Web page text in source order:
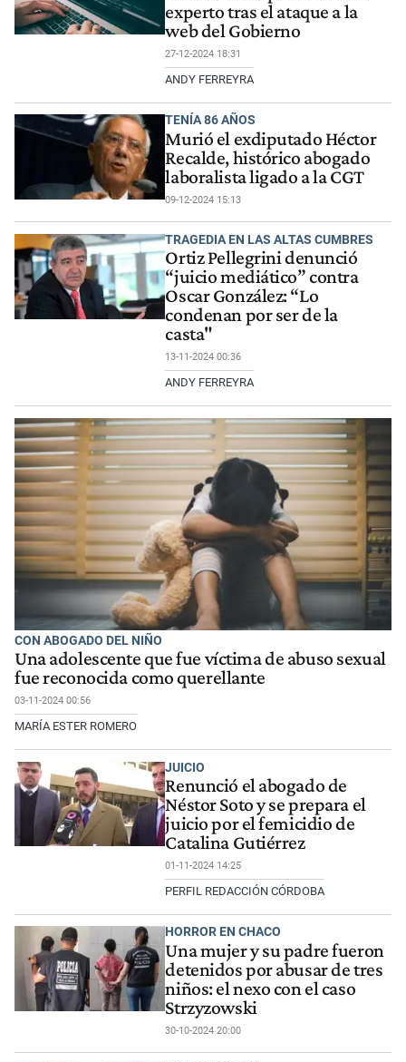
experto tras el ataque a la
web del Gobierno
27-12-2024 18:31
ANDY FERREYRA
TENÍA 86 AÑOS
Murió el exdiputado Héctor
Recalde, histórico abogado
laboralista ligado a la CGT
09-12-2024 15:13
TRAGEDIA EN LAS ALTAS CUMBRES
Ortiz Pellegrini denunció
“juicio mediático” contra
Oscar González: “Lo
condenan por ser de la
casta"
13-11-2024 00:36
ANDY FERREYRA
CON ABOGADO DEL NIÑO
Una adolescente que fue víctima de abuso sexual
fue reconocida como querellante
03-11-2024 00:56
MARÍA ESTER ROMERO
JUICIO
Renunció el abogado de
Néstor Soto y se prepara el
juicio por el femicidio de
Catalina Gutiérrez
01-11-2024 14:25
PERFIL REDACCIÓN CÓRDOBA
HORROR EN CHACO
Una mujer y su padre fueron
detenidos por abusar de tres
niños: el nexo con el caso
Strzyzowski
30-10-2024 20:00